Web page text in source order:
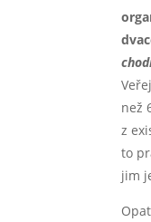
než
z
to
jim